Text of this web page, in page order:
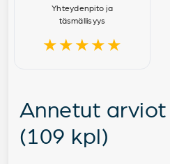
Yhteydenpito ja
täsmällisyys
★★★★★
Annetut arviot
(109 kpl)